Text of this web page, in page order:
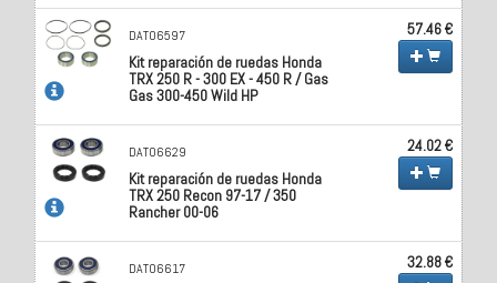
DAT06597
Kit reparación de ruedas Honda
TRX 250 R - 300 EX - 450 R / Gas
Gas 300-450 Wild HP
57.46 €
DAT06629
Kit reparación de ruedas Honda
TRX 250 Recon 97-17 / 350
Rancher 00-06
24.02 €
DAT06617 32.88 €